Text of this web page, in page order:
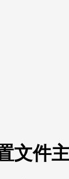
文件